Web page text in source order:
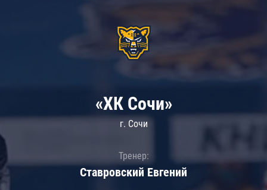
«ХК Сочи»
г. Сочи
Тренер:
Ставровский Евгений